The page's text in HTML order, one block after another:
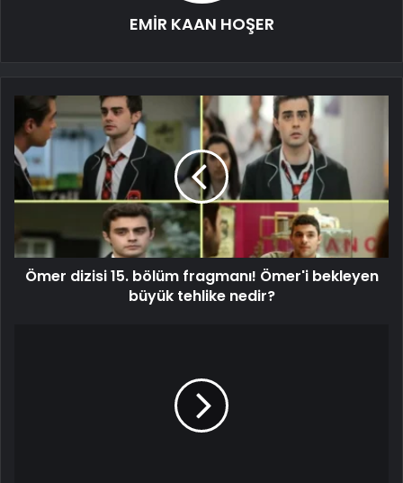
EMİR KAAN HOŞER
Ömer dizisi 15. bölüm fragmanı! Ömer'i bekleyen
büyük tehlike nedir?